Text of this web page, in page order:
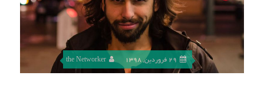
29 فروردین, 1398 the Networker